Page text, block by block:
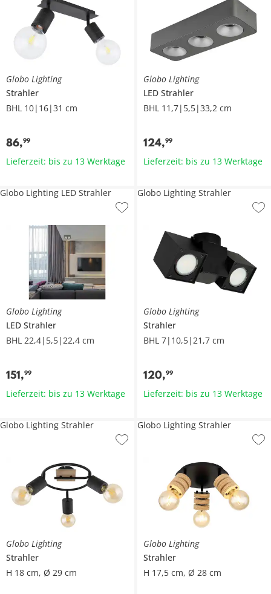
Globo Lighting
Strahler
BHL 10|16|31 cm
86,99
Lieferzeit: bis zu 13 Werktage
Globo Lighting
LED Strahler
BHL 11,7|5,5|33,2 cm
124,99
Lieferzeit: bis zu 13 Werktage
Globo Lighting
LED Strahler
BHL 22,4|5,5|22,4 cm
151,99
Globo Lighting LED Strahler
Lieferzeit: bis zu 13 Werktage
Globo Lighting
Strahler
BHL 7|10,5|21,7 cm
120,99
Globo Lighting Strahler
Lieferzeit: bis zu 13 Werktage
Globo Lighting
Strahler
H 18 cm, Ø 29 cm
Globo Lighting Strahler
Globo Lighting
Strahler
H 17,5 cm, Ø 28 cm
Globo Lighting Strahler